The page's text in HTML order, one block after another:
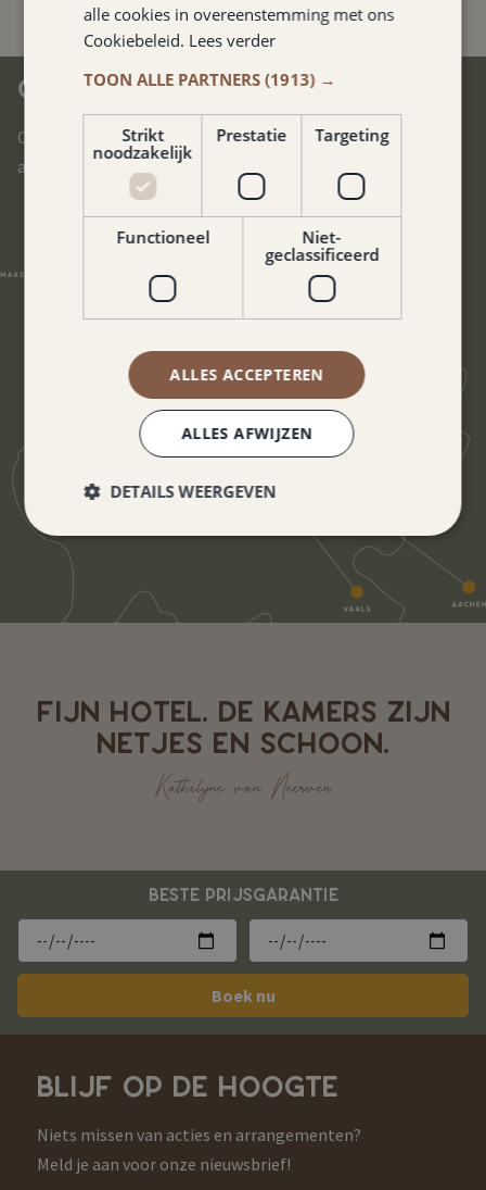
CENTRAAL IN ZUID-LIMBURG
Ons hotel is gelegen in het hart van Zuid-Limburg. U bereikt
alle uithoeken van deze prachtige regio in no-time.
FIJN HOTEL. DE KAMERS ZIJN
NETJES EN SCHOON.
Kathelijne van Neerven
BESTE PRIJSGARANTIE
Boek nu
BLIJF OP DE HOOGTE
Niets missen van acties en arrangementen?
Meld je aan voor onze nieuwsbrief!
alle cookies in overeenstemming met ons
Cookiebeleid. Lees verder
TOON ALLE PARTNERS (1913) →
Strikt
noodzakelijk
Prestatie Targeting
Functioneel
Niet-
geclassificeerd
ALLES ACCEPTEREN
ALLES AFWIJZEN
DETAILS WEERGEVEN